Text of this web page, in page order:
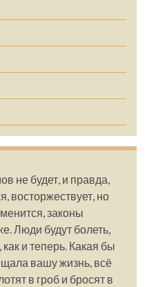
не будет, и правда,
восторжествует, но
законы
Люди будут болеть,
и теперь. Какая бы
вашу жизнь, всё
в гроб и бросят в